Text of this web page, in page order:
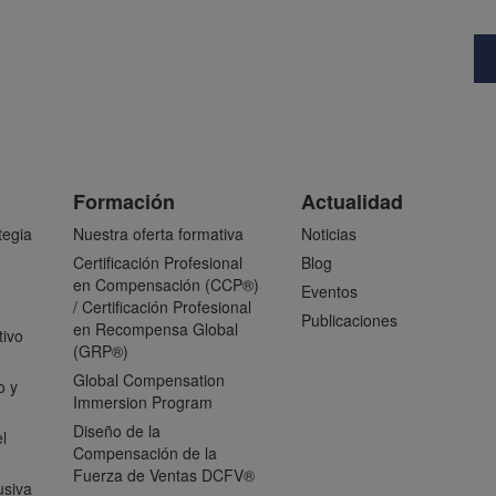
y
Formación
Nuestra oferta formativa
Certificación Profesional
en Compensación (CCP®)
/ Certificación Profesional
en Recompensa Global
(GRP®)
Global Compensation
Immersion Program
Diseño de la
Compensación de la
Fuerza de Ventas DCFV®
Actualidad
Noticias
Blog
Eventos
Publicaciones